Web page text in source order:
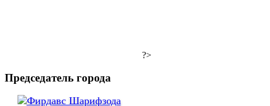
?>
Председатель города